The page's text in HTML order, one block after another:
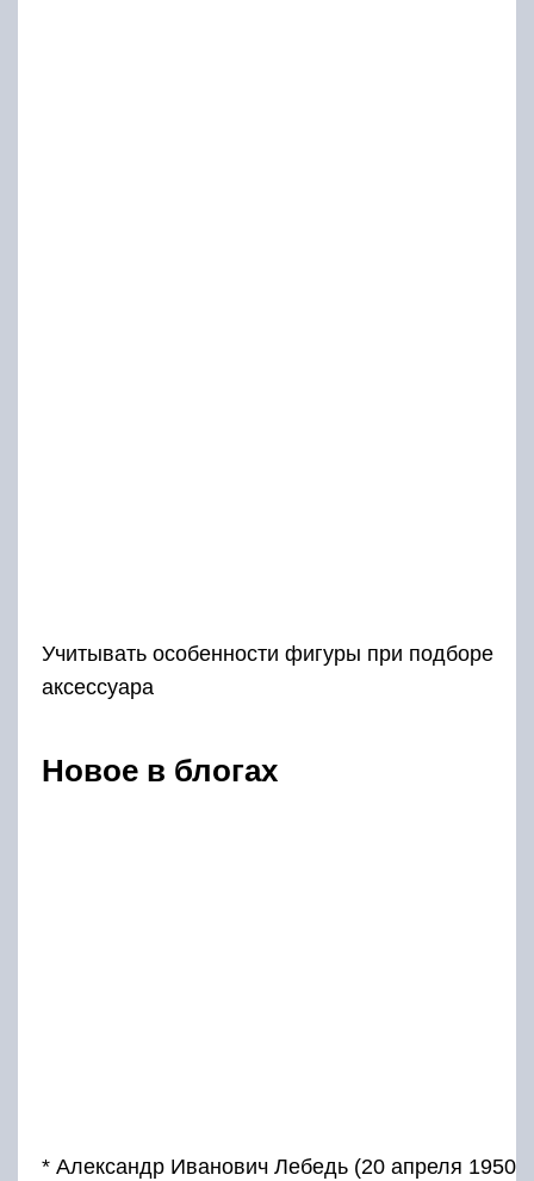
Учитывать особенности фигуры при подборе
аксессуара
Новое в блогах
* Александр Иванович Лебедь (20 апреля 1950